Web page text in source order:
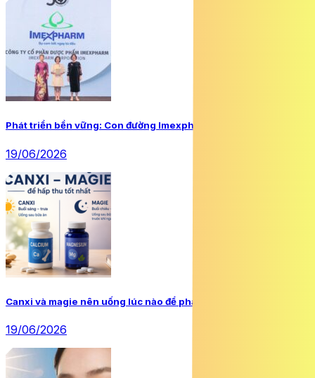
Phát triển bền vững: Con đường Imexpharm đã chọn
19/06/2026
Canxi và magie nên uống lúc nào để phát huy tối đa hiệu quả?
19/06/2026